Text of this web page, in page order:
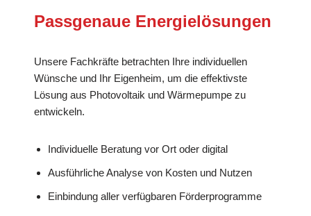
Passgenaue Energielösungen
Unsere Fachkräfte betrachten Ihre individuellen
Wünsche und Ihr Eigenheim, um die effektivste
Lösung aus Photovoltaik und Wärmepumpe zu
entwickeln.
Individuelle Beratung vor Ort oder digital
Ausführliche Analyse von Kosten und Nutzen
Einbindung aller verfügbaren Förderprogramme